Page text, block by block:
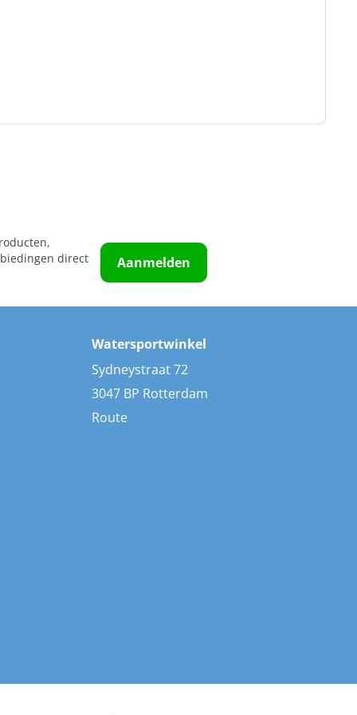
direct
Aanmelden
Watersportwinkel
Sydneystraat 72
3047 BP Rotterdam
Route